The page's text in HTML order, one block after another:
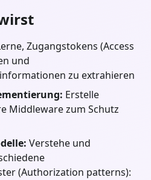
Zugangstokens (Access
und
zu extrahieren
Erstelle
Middleware zum Schutz
Verstehe und
(Authorization patterns):